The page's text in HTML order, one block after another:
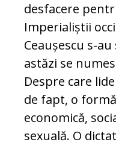
desfacere
Imperialiștii
Ceaușescu s-
astăzi se
Despre care
de fapt, o
economică,
sexuală. O